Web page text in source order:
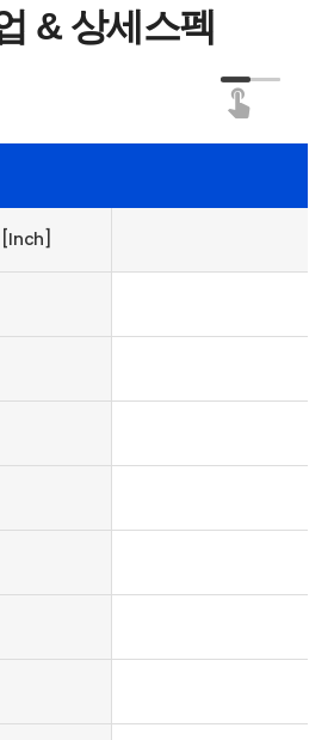
& 상세스펙